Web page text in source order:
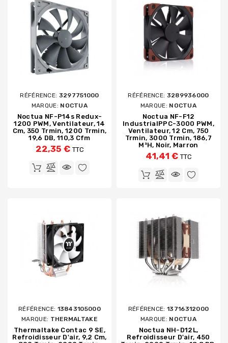
RÉFÉRENCE: 3297751000
MARQUE: NOCTUA
Noctua NF-P14s Redux-
1200 PWM, Ventilateur, 14
Cm, 350 Trmin, 1200 Trmin,
19,6 DB, 110,3 Cfm
22,35 € TTC
RÉFÉRENCE: 3289936000
MARQUE: NOCTUA
Noctua NF-F12
IndustrialPPC-3000 PWM,
Ventilateur, 12 Cm, 750
Trmin, 3000 Trmin, 186,7
M³h, Noir, Marron
41,41 € TTC
RÉFÉRENCE: 13843105000
MARQUE: THERMALTAKE
Thermaltake Contac 9 SE,
Refroidisseur D'air, 9,2 Cm,
RÉFÉRENCE: 13716312000
MARQUE: NOCTUA
Noctua NH-D12L,
Refroidisseur D'air, 450